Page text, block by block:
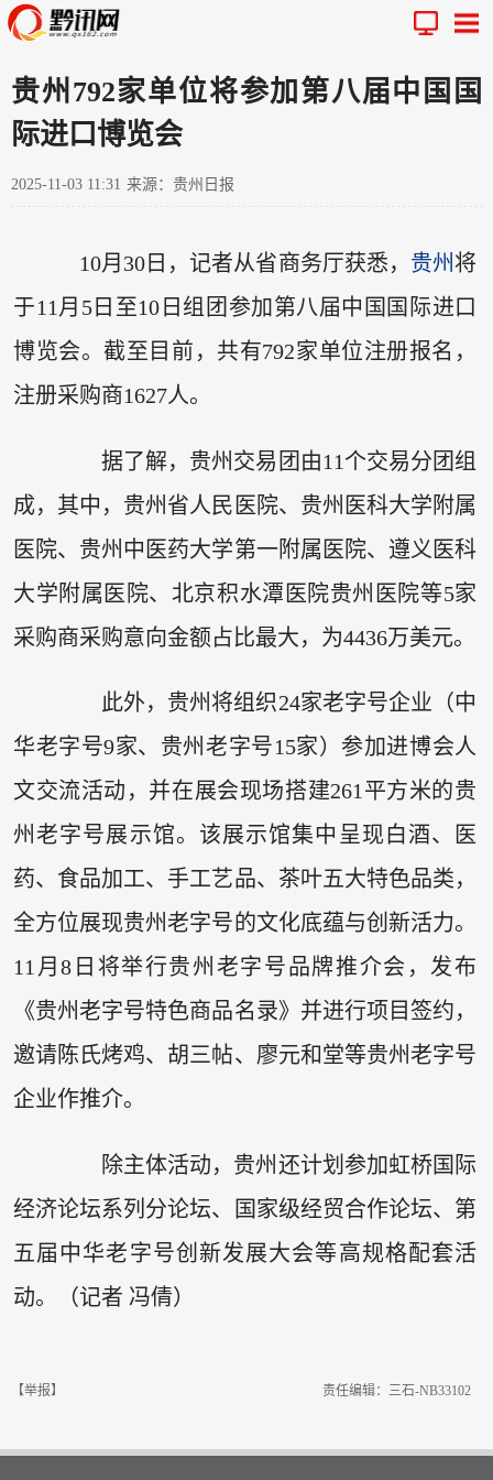
贵州792家单位将参加第八届中国国
际进口博览会
2025-11-03 11:31 来源：贵州日报
10月30日，记者从省商务厅获悉， 贵州 将
于11月5日至10日组团参加第八届中国国际进口
博览会。截至目前，共有792家单位注册报名，
注册采购商1627人。
据了解，贵州交易团由11个交易分团组
成，其中，贵州省人民医院、贵州医科大学附属
医院、贵州中医药大学第一附属医院、遵义医科
大学附属医院、北京积水潭医院贵州医院等5家
采购商采购意向金额占比最大，为4436万美元。
此外，贵州将组织24家老字号企业（中
华老字号9家、贵州老字号15家）参加进博会人
文交流活动，并在展会现场搭建261平方米的贵
州老字号展示馆。该展示馆集中呈现白酒、医
药、食品加工、手工艺品、茶叶五大特色品类，
全方位展现贵州老字号的文化底蕴与创新活力。
11月8日将举行贵州老字号品牌推介会，发布
《贵州老字号特色商品名录》并进行项目签约，
邀请陈氏烤鸡、胡三帖、廖元和堂等贵州老字号
企业作推介。
除主体活动，贵州还计划参加虹桥国际
经济论坛系列分论坛、国家级经贸合作论坛、第
五届中华老字号创新发展大会等高规格配套活
动。（记者 冯倩）
【举报】 责任编辑：三石-NB33102